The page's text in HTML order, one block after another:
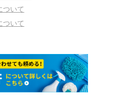
ついて
ついて